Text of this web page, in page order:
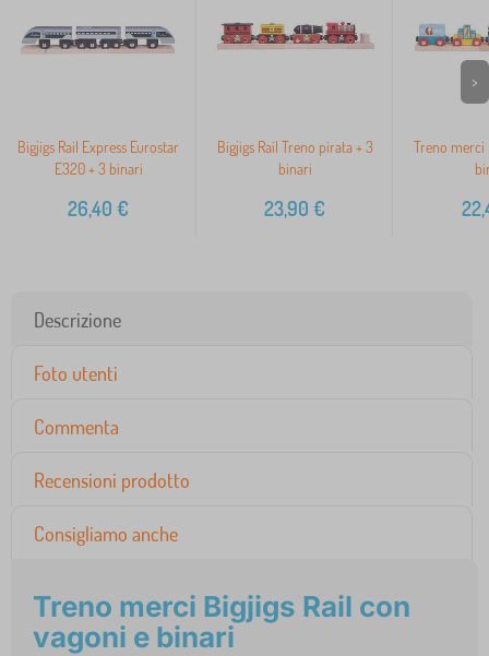
Bigjigs Rail Express Eurostar
E320 + 3 binari
26,40 €
Bigjigs Rail Treno pirata + 3
binari
23,90 €
Treno merci
>
Descrizione
Foto utenti
Commenta
Recensioni prodotto
Consigliamo anche
Treno merci Bigjigs Rail con
vagoni e binari